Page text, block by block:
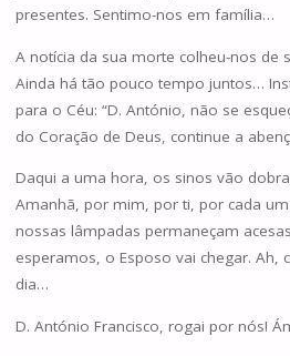
presentes. Sentimo-nos em família…
A notícia da sua morte colheu-nos de
Ainda há tão pouco tempo juntos…
para o Céu: “D. António, não se
do Coração de Deus, continue a
Daqui a uma hora, os sinos vão
Amanhã, por mim, por ti, por cada
nossas lâmpadas permaneçam
esperamos, o Esposo vai chegar. Ah,
dia…
D. António Francisco, rogai por nós!